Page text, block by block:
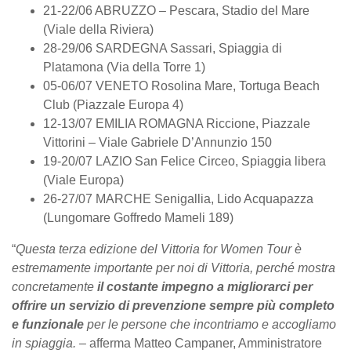
21-22/06 ABRUZZO – Pescara, Stadio del Mare
(Viale della Riviera)
28-29/06 SARDEGNA Sassari, Spiaggia di
Platamona (Via della Torre 1)
05-06/07 VENETO Rosolina Mare, Tortuga Beach
Club (Piazzale Europa 4)
12-13/07 EMILIA ROMAGNA Riccione, Piazzale
Vittorini – Viale Gabriele D’Annunzio 150
19-20/07 LAZIO San Felice Circeo, Spiaggia libera
(Viale Europa)
26-27/07 MARCHE Senigallia, Lido Acquapazza
(Lungomare Goffredo Mameli 189)
“Questa terza edizione del Vittoria for Women Tour è
estremamente importante per noi di Vittoria, perché mostra
concretamente il costante impegno a migliorarci per
offrire un servizio di prevenzione sempre più completo
e funzionale per le persone che incontriamo e accogliamo
in spiaggia. – afferma Matteo Campaner, Amministratore